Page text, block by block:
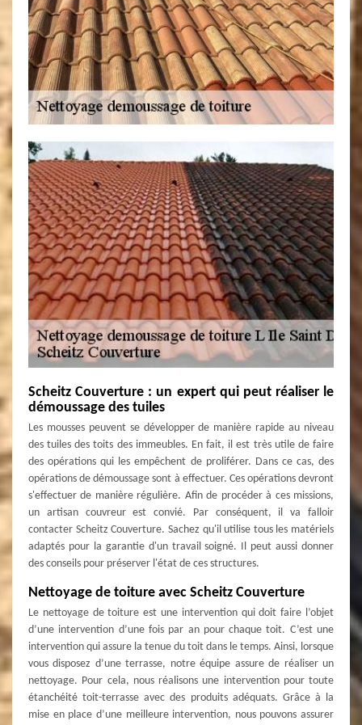
Scheitz Couverture : un expert qui peut réaliser le
démoussage des tuiles
Les mousses peuvent se développer de manière rapide au niveau
des tuiles des toits des immeubles. En fait, il est très utile de faire
des opérations qui les empêchent de proliférer. Dans ce cas, des
opérations de démoussage sont à effectuer. Ces opérations devront
s'effectuer de manière régulière. Afin de procéder à ces missions,
un artisan couvreur est convié. Par conséquent, il va falloir
contacter Scheitz Couverture. Sachez qu'il utilise tous les matériels
adaptés pour la garantie d'un travail soigné. Il peut aussi donner
des conseils pour préserver l'état de ces structures.
Nettoyage de toiture avec Scheitz Couverture
Le nettoyage de toiture est une intervention qui doit faire l’objet
d’une intervention d’une fois par an pour chaque toit. C’est une
intervention qui assure la tenue du toit dans le temps. Ainsi, lorsque
vous disposez d’une terrasse, notre équipe assure de réaliser un
nettoyage. Pour cela, nous réalisons une intervention pour toute
étanchéité toit-terrasse avec des produits adéquats. Grâce à la
mise en place d’une meilleure intervention, nous pouvons assurer